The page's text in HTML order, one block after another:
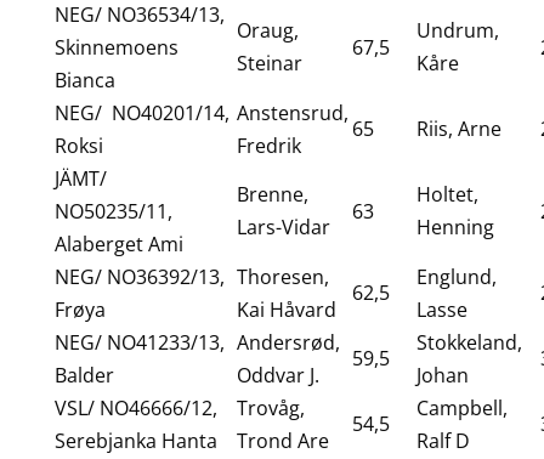
NEG/ NO36534/13,
Skinnemoens
Bianca
Oraug,
Steinar
67,5
Undrum,
Kåre
NEG/ NO40201/14,
Roksi
Anstensrud,
Fredrik
65 Riis, Arne
JÄMT/
NO50235/11,
Alaberget Ami
Brenne,
Lars-Vidar
63
Holtet,
Henning
NEG/ NO36392/13,
Frøya
Thoresen,
Kai Håvard
62,5
Englund,
Lasse
NEG/ NO41233/13,
Balder
Andersrød,
Oddvar J.
59,5
Stokkeland,
Johan
VSL/ NO46666/12,
Serebjanka Hanta
Trovåg,
Trond Are
54,5
Campbell,
Ralf D